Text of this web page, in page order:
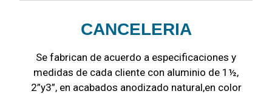
CANCELERIA
Se fabrican de acuerdo a especificaciones y
medidas de cada cliente con aluminio de 1½,
2”y3”, en acabados anodizado natural,en color